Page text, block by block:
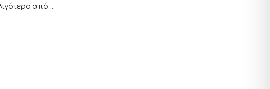
από ...